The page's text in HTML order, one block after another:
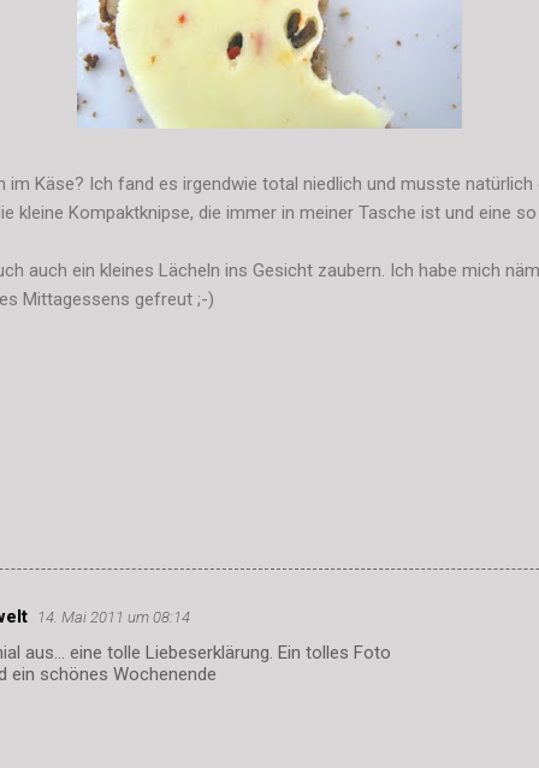
im Käse? Ich fand es irgendwie total niedlich und musste
kleine Kompaktknipse, die immer in meiner Tasche ist und eine
auch ein kleines Lächeln ins Gesicht zaubern. Ich habe mich
Mittagessens gefreut ;-)
14. Mai 2011 um 08:14
aus... eine tolle Liebeserklärung. Ein tolles Foto
ein schönes Wochenende